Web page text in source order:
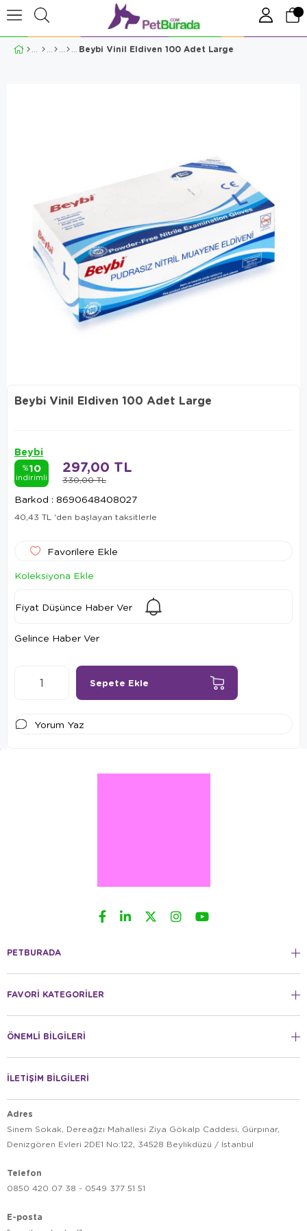
Beybi Vinil Eldiven 100 Adet Large
Beybi Vinil Eldiven 100 Adet Large
Beybi
%10
indirimli 330,00 TL
297,00 TL
Barkod : 8690648408027
40,43 TL 'den başlayan taksitlerle
Favorilere Ekle
Koleksiyona Ekle
Fiyat Düşünce Haber Ver
Gelince Haber Ver
Yorum Yaz
PETBURADA
FAVORİ KATEGORİLER
ÖNEMLİ BİLGİLERİ
İLETİŞİM BİLGİLERİ
Adres
Sinem Sokak, Dereağzı Mahallesi Ziya Gökalp Caddesi, Gürpınar,
Denizgören Evleri 2DE1 No:122, 34528 Beylikdüzü / İstanbul
Telefon
0850 420 07 38 - 0549 377 51 51
E-posta